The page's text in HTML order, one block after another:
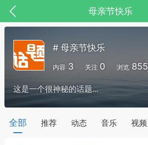
母亲节快乐
，华夏中医人：家门口的中医人！
# 母亲节快乐
内容 3 关注 0 浏览 855
这是一个很神秘的话题...
全部 推荐 动态 音乐 视频